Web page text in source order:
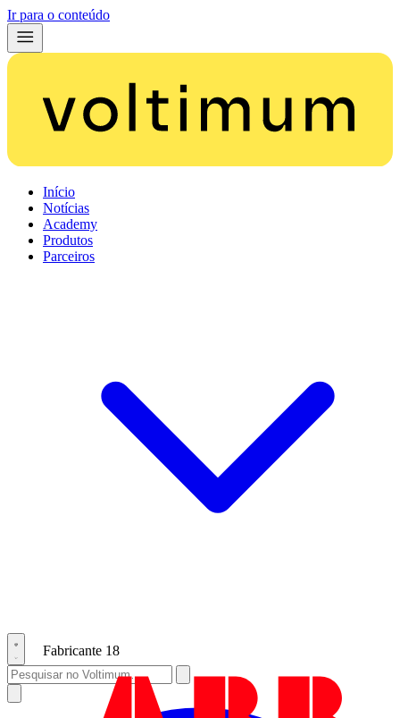
Ir para o conteúdo
Início
Notícias
Academy
Produtos
Parceiros
Fabricante 18